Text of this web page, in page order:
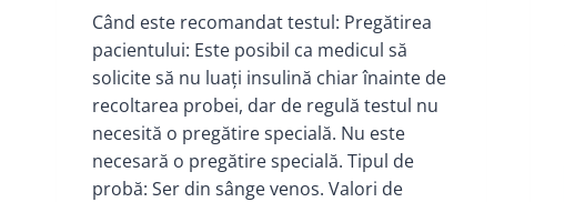
Când este recomandat testul: Pregătirea
pacientului: Este posibil ca medicul să
solicite să nu luați insulină chiar înainte de
recoltarea probei, dar de regulă testul nu
necesită o pregătire specială. Nu este
necesară o pregătire specială. Tipul de
probă: Ser din sânge venos. Valori de